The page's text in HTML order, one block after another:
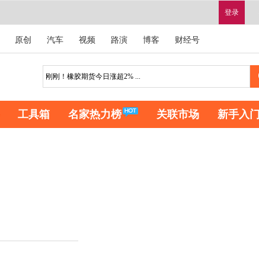
登录
原创 汽车 视频 路演 博客 财经号
工具箱 名家热力榜 关联市场 新手入门